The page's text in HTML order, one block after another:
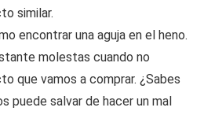
similar.
encontrar una aguja en el heno.
molestas cuando no
que vamos a comprar. ¿Sabes
puede salvar de hacer un mal